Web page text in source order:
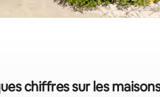
chiffres sur les